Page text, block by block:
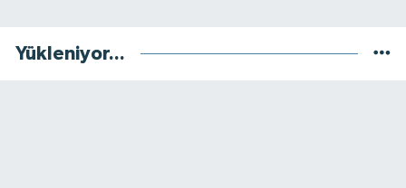
Yükleniyor...